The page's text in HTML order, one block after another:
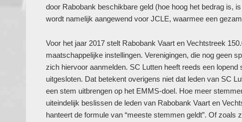
door Rabobank beschikbare geld (hoe hoog het bedrag is,
wordt namelijk aangewend voor JCLE, waarmee een
Voor het jaar 2017 stelt Rabobank Vaart en Vechtstreek
maatschappelijke instellingen. Verenigingen, die nog geen
zich hiervoor aanmelden. SC Lutten heeft reeds een
uitgesloten. Dat betekent overigens niet dat leden van SC
een stem uitbrengen op het EMMS-doel. Hoe meer
uiteindelijk beslissen de leden van Rabobank Vaart en
hanteert de formule van “meeste stemmen geldt”. Of zoals